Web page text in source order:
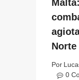
Norte
Por
0